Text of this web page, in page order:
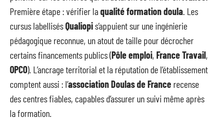
Première étape : vérifier laqualité formation doula . Les
cursus labellisésQualiopis’appuient sur une ingénierie
pédagogique reconnue, un atout de taille pour décrocher
certains financements publics (Pôle emploi, France Travail,
OPCO). L’ancrage territorial et la réputation de l’établissement
comptent aussi : l’association Doulas de France recense
des centres fiables, capables d’assurer un suivi même après
la formation.